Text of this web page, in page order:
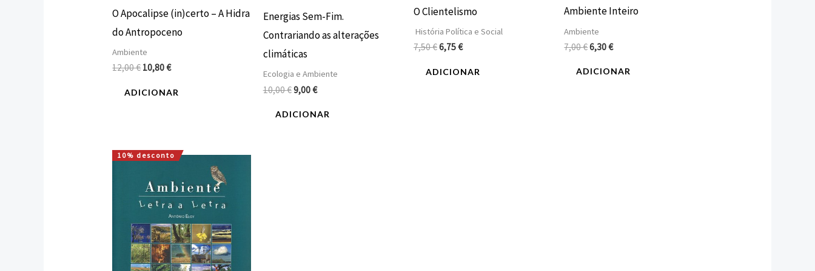
O Apocalipse (in)certo – A Hidra
do Antropoceno
Ambiente
12,00€10,80€
ADICIONAR
Energias Sem-Fim.
Contrariando as alterações
climáticas
Ecologia e Ambiente
10,00€9,00€
ADICIONAR
O Clientelismo
História Política e Social
7,50€6,75€
ADICIONAR
Ambiente Inteiro
Ambiente
7,00€6,30€
ADICIONAR
10% desconto
O
original
era:
7,50 €.
O
atual
é:
6,75 €.